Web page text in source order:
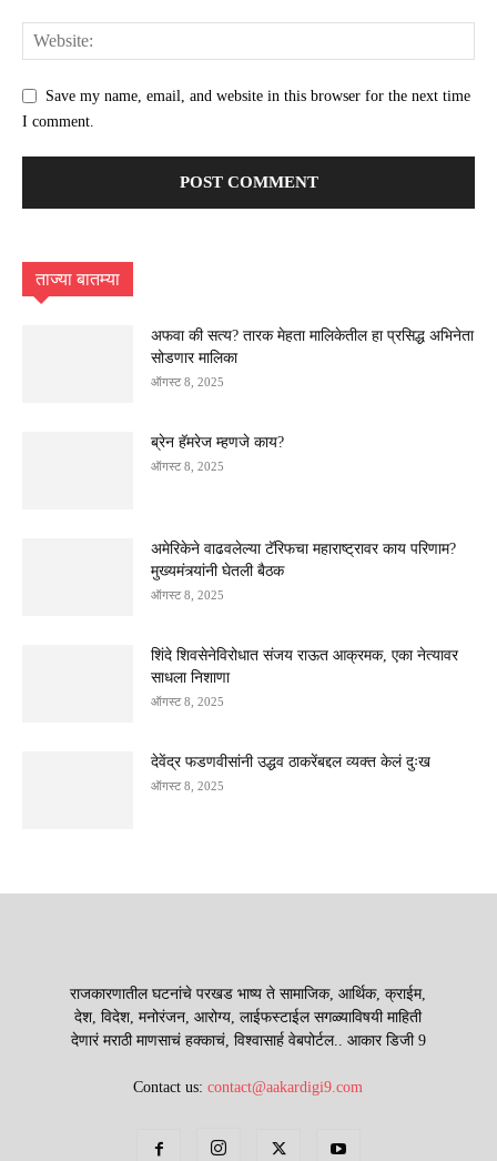
Save my name, email, and website in this browser for the next time
I comment.
ताज्या बातम्या
अफवा की सत्य? तारक मेहता मालिकेतील हा प्रसिद्ध अभिनेता
सोडणार मालिका
ऑगस्ट 8, 2025
ब्रेन हॅमरेज म्हणजे काय?
ऑगस्ट 8, 2025
अमेरिकेने वाढवलेल्या टॅरिफचा महाराष्ट्रावर काय परिणाम?
मुख्यमंत्र्यांनी घेतली बैठक
ऑगस्ट 8, 2025
शिंदे शिवसेनेविरोधात संजय राऊत आक्रमक, एका नेत्यावर
साधला निशाणा
ऑगस्ट 8, 2025
देवेंद्र फडणवीसांनी उद्धव ठाकरेंबद्दल व्यक्त केलं दुःख
ऑगस्ट 8, 2025
राजकारणातील घटनांचे परखड भाष्य ते सामाजिक, आर्थिक, क्राईम,
देश, विदेश, मनोरंजन, आरोग्य, लाईफस्टाईल सगळ्याविषयी माहिती
देणारं मराठी माणसाचं हक्काचं, विश्वासार्ह वेबपोर्टल.. आकार डिजी 9
Contact us:contact@aakardigi9.com